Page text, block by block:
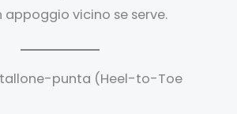
appoggio vicino se serve.
punta (Heel-to-Toe